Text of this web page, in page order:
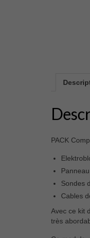
PACK
Sondes
Cables
Avec ce kit
très